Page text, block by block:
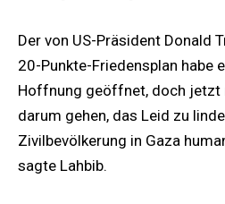
Der von US-Präsident Donald
20-Punkte-Friedensplan habe
Hoffnung geöffnet, doch jetzt
darum gehen, das Leid zu
Zivilbevölkerung in Gaza
sagte Lahbib.